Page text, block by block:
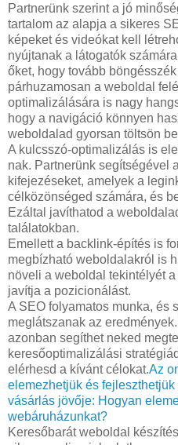
Partnerünk szerint a jó
tartalom az alapja a sikeres
képeket és videókat kell
nyújtanak a látogatók
őket, hogy tovább
párhuzamosan a weboldal
optimalizálására is nagy
hogy a navigáció könnyen
weboldalad gyorsan töltsön
A kulcsszó-optimalizálás is
nak. Partnerünk segítségével
kifejezéseket, amelyek a
célközönséged számára, és
Ezáltal javíthatod a
találatokban.
Emellett a backlink-építés is
megbízható weboldalakról is
növeli a weboldal tekintélyét
javítja a pozicionálást.
A SEO folyamatos munka, és
meglátszanak az
azonban segíthet neked
keresőoptimalizálási
elérhesd a kívánt célokat.Az
elemezhetjük és
vásárlás jövője: Hogyan
webáruházunkat?
Keresőbarát weboldal